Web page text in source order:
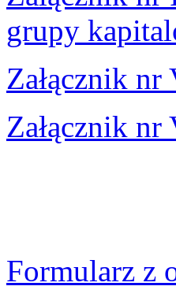
grupy
Załącznik
Załącznik
Formularz z